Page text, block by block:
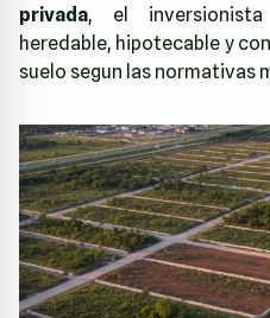
privada, el
heredable, hipotecable y
suelo segun las normativas